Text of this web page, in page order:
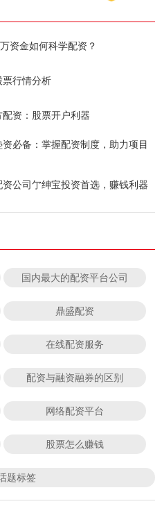
资金如何科学配资？
行情分析
资：股票开户利器
必备：掌握配资制度，助力项目
公司亇绅宝投资首选，赚钱利器
国内最大的配资平台公司
鼎盛配资
在线配资服务
配资与融资融券的区别
网络配资平台
股票怎么赚钱
题标签